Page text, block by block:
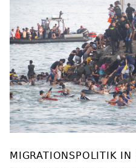
MIGRATIONSPOLITIK IN